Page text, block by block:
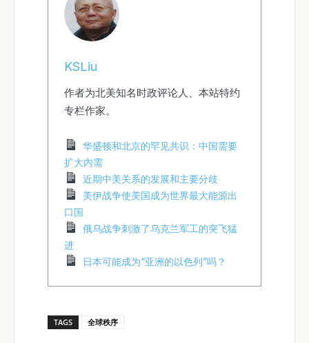
KSLiu
作者为北美知名时政评论人、本站特约
专栏作家。
华盛顿和北京的罕见共识：中国需要
扩大内需
近期中美关系的发展和主要分歧
美伊战争使美国成为世界最大能源出
口国
俄乌战争刺激了乌克兰军工的突飞猛
进
日本可能成为“亚洲的以色列”吗？
TAGS 全球秩序